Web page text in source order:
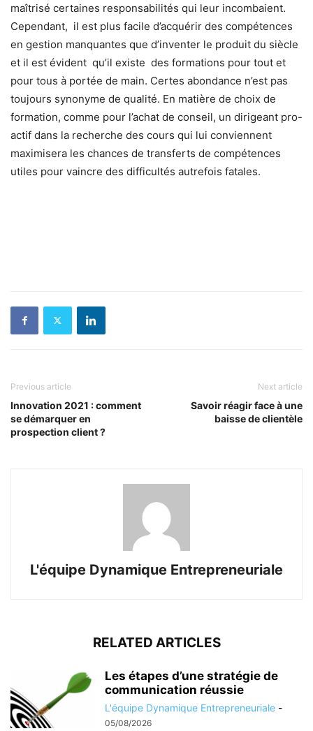
maîtrisé certaines responsabilités qui leur incombaient.
Cependant, il est plus facile d’acquérir des compétences
en gestion manquantes que d’inventer le produit du siècle
et il est évident qu’il existe des formations pour tout et
pour tous à portée de main. Certes abondance n’est pas
toujours synonyme de qualité. En matière de choix de
formation, comme pour l’achat de conseil, un dirigeant pro-
actif dans la recherche des cours qui lui conviennent
maximisera les chances de transferts de compétences
utiles pour vaincre des difficultés autrefois fatales.
Previous article
Innovation 2021 : comment
se démarquer en
prospection client ?
Next article
Savoir réagir face à une
baisse de clientèle
L'équipe Dynamique Entrepreneuriale
RELATED ARTICLES
Les étapes d’une stratégie de
communication réussie
L'équipe Dynamique Entrepreneuriale -
05/08/2026